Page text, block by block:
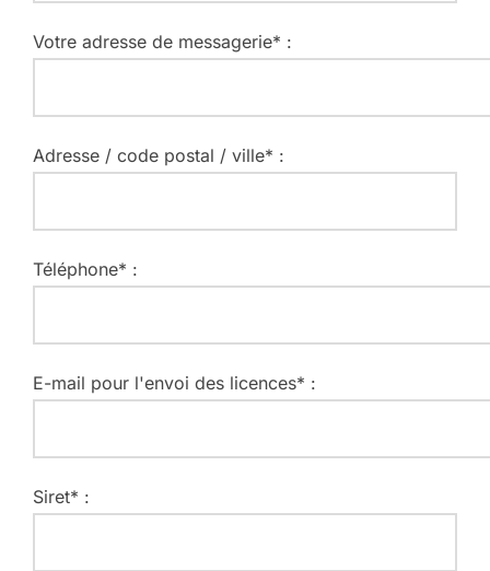
Votre adresse de messagerie* :
Adresse / code postal / ville* :
Téléphone* :
E-mail pour l'envoi des licences* :
Siret* :